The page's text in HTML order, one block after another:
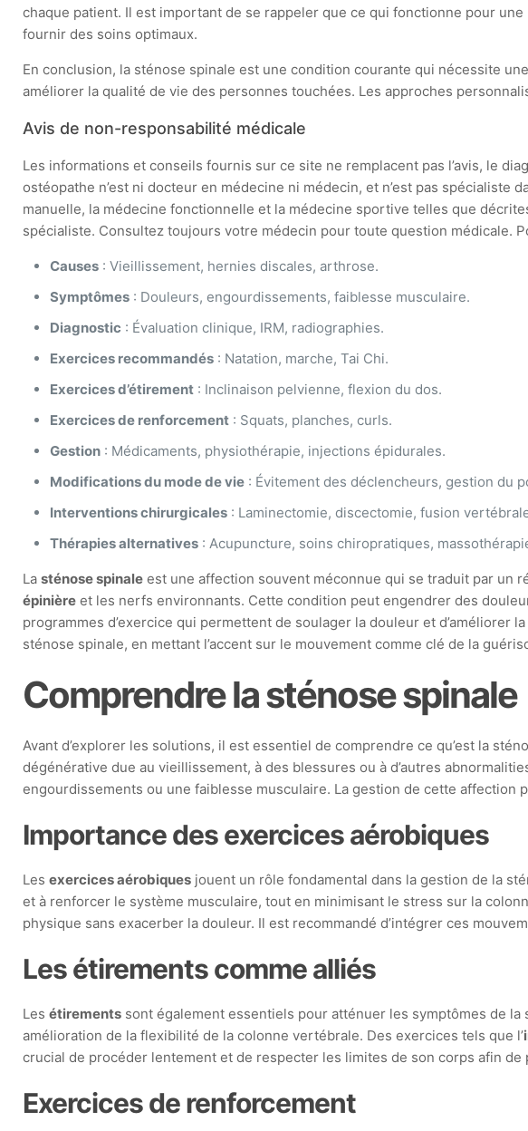
chaque patient. Il est important de se rappeler que ce qui fonctionne pour
fournir des soins optimaux.
En conclusion, la sténose spinale est une condition courante qui nécessite
améliorer la qualité de vie des personnes touchées. Les approches
Avis de non-responsabilité médicale
Les informations et conseils fournis sur ce site ne remplacent pas l’avis, le
ostéopathe n’est ni docteur en médecine ni médecin, et n’est pas
manuelle, la médecine fonctionnelle et la médecine sportive telles que
spécialiste. Consultez toujours votre médecin pour toute question médicale.
Causes : Vieillissement, hernies discales, arthrose.
Symptômes : Douleurs, engourdissements, faiblesse musculaire.
Diagnostic : Évaluation clinique, IRM, radiographies.
Exercices recommandés : Natation, marche, Tai Chi.
Exercices d’étirement : Inclinaison pelvienne, flexion du dos.
Exercices de renforcement : Squats, planches, curls.
Gestion : Médicaments, physiothérapie, injections épidurales.
Modifications du mode de vie : Évitement des déclencheurs, gestion du
Interventions chirurgicales : Laminectomie, discectomie, fusion
Thérapies alternatives : Acupuncture, soins chiropratiques,
Lasténose spinale est une affection souvent méconnue qui se traduit par un
épinière et les nerfs environnants. Cette condition peut engendrer des
programmes d’exercice qui permettent de soulager la douleur et
sténose spinale, en mettant l’accent sur le mouvement comme clé de la
Comprendre la sténose spinale
Avant d’explorer les solutions, il est essentiel de comprendre ce qu’est la
dégénérative due au vieillissement, à des blessures ou à d’autres
engourdissements ou une faiblesse musculaire. La gestion de cette
Importance des exercices aérobiques
Lesexercices aérobiques jouent un rôle fondamental dans la gestion de la
et à renforcer le système musculaire, tout en minimisant le stress sur la
physique sans exacerber la douleur. Il est recommandé d’intégrer ces
Les étirements comme alliés
Lesétirements sont également essentiels pour atténuer les symptômes de
amélioration de la flexibilité de la colonne vertébrale. Des exercices tels que l’
crucial de procéder lentement et de respecter les limites de son corps afin
Exercices de renforcement